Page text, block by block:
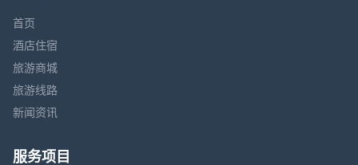
首页
酒店住宿
旅游商城
旅游线路
新闻资讯
服务项目